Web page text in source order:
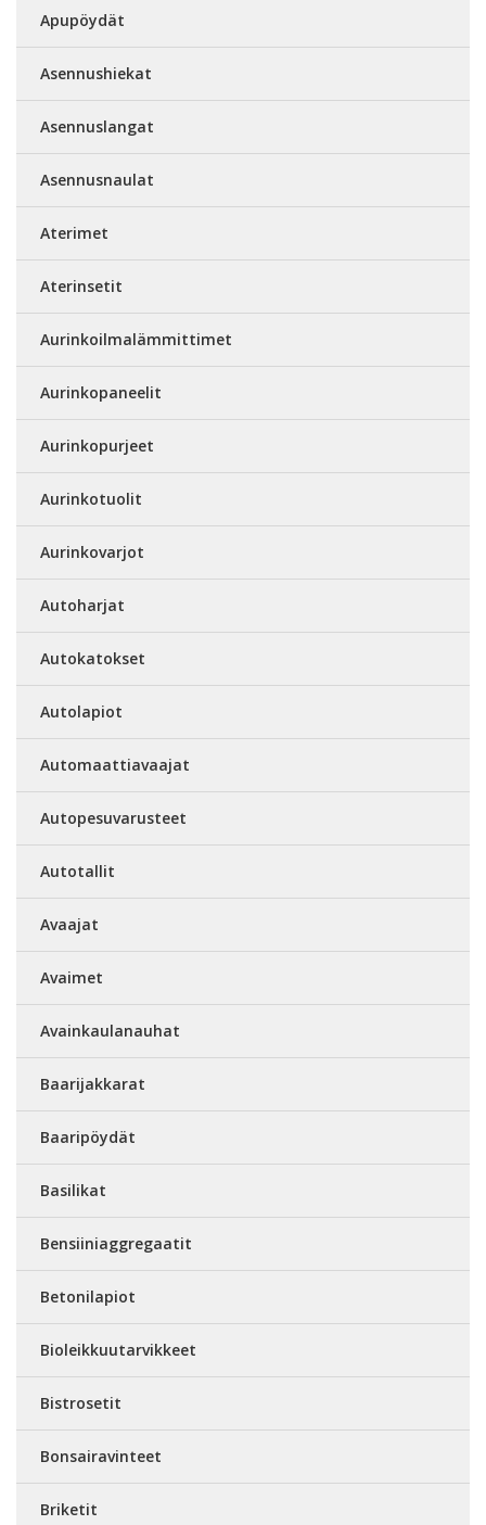
Apupöydät
Asennushiekat
Asennuslangat
Asennusnaulat
Aterimet
Aterinsetit
Aurinkoilmalämmittimet
Aurinkopaneelit
Aurinkopurjeet
Aurinkotuolit
Aurinkovarjot
Autoharjat
Autokatokset
Autolapiot
Automaattiavaajat
Autopesuvarusteet
Autotallit
Avaajat
Avaimet
Avainkaulanauhat
Baarijakkarat
Baaripöydät
Basilikat
Bensiiniaggregaatit
Betonilapiot
Bioleikkuutarvikkeet
Bistrosetit
Bonsairavinteet
Briketit